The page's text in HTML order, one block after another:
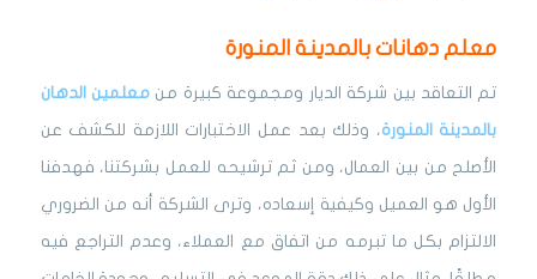
معلم دهانات بالمدينة المنورة
تم التعاقد بين شركة الديار ومجموعة كبيرة من معلمين الدهان
بالمدينة المنورة، وذلك بعد عمل الاختبارات اللازمة للكشف عن
الأصلح من بين العمال، ومن ثم ترشيحه للعمل بشركتنا، فهدفنا
الأول هو العميل وكيفية إسعاده، وترى الشركة أنه من الضروري
الالتزام بكل ما تبرمه من اتفاق مع العملاء، وعدم التراجع فيه